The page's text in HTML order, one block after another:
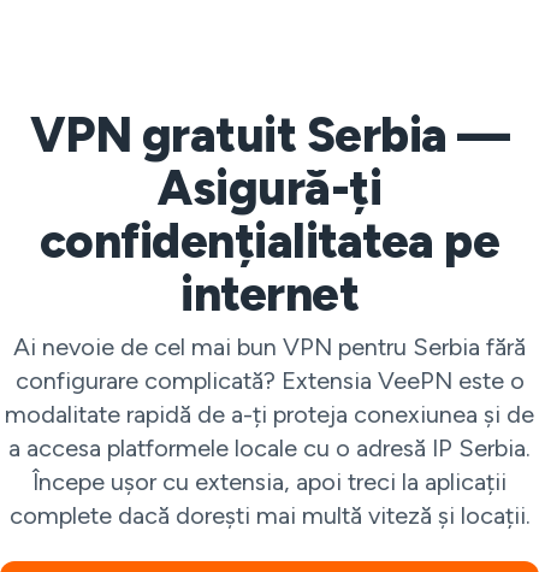
VPN gratuit Serbia —
Asigură-ți
confidențialitatea pe
internet
Ai nevoie de cel mai bun VPN pentru Serbia fără
configurare complicată? Extensia VeePN este o
modalitate rapidă de a-ți proteja conexiunea și de
a accesa platformele locale cu o adresă IP Serbia.
Începe ușor cu extensia, apoi treci la aplicații
complete dacă dorești mai multă viteză și locații.